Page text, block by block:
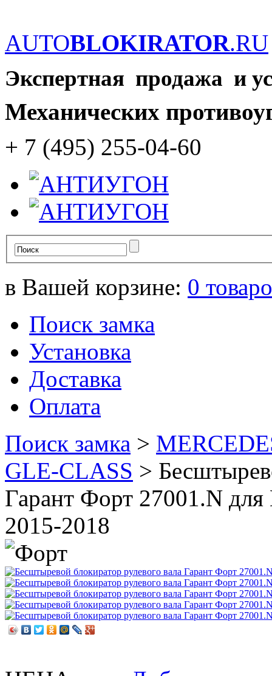
AUTOBLOKIRATOR.RU
Экспертная продажа и
Механических
+ 7 (495) 255-04-60
в Вашей корзине: 0
Поиск замка
Установка
Доставка
Оплата
Поиск замка >
GLE-CLASS >
Гарант Форт 27001.N
2015-2018